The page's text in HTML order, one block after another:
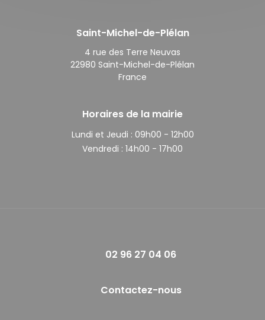
Saint-Michel-de-Plélan
4 rue des Terre Neuvas
22980 Saint-Michel-de-Plélan
France
Horaires de la mairie
Lundi et Jeudi : 09h00 - 12h00
Vendredi : 14h00 - 17h00
02 96 27 04 06
Contactez-nous